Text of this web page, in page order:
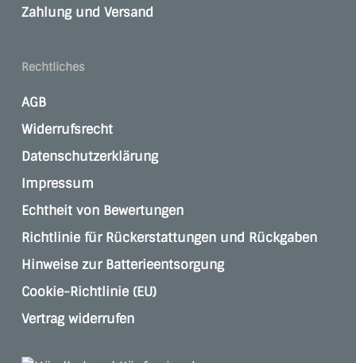
Zahlung und Versand
Rechtliches
AGB
Widerrufsrecht
Datenschutzerklärung
Impressum
Echtheit von Bewertungen
Richtlinie für Rückerstattungen und Rückgaben
Hinweise zur Batterieentsorgung
Cookie-Richtlinie (EU)
Vertrag widerrufen